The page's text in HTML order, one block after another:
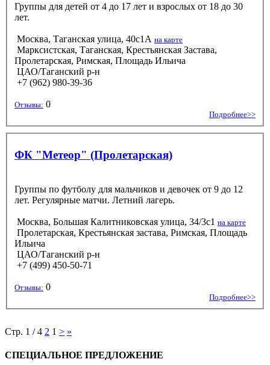
Группы для детей от 4 до 17 лет и взрослых от 18 до 30
лет.
Москва, Таганская улица, 40с1А на карте
Марксистская, Таганская, Крестьянская Застава,
Пролетарская, Римская, Площадь Ильича
ЦАО/Таганский р-н
+7 (962) 980-39-36
Отзывы: 0
Подробнее>>
ФК "Метеор" (Пролетарская)
Группы по футболу для мальчиков и девочек от 9 до 12
лет. Регулярные матчи. Летний лагерь.
Москва, Большая Калитниковская улица, 34/3с1 на карте
Пролетарская, Крестьянская застава, Римская, Площадь
Ильича
ЦАО/Таганский р-н
+7 (499) 450-50-71
Отзывы: 0
Подробнее>>
Стр. 1 / 4 2 1 > »
СПЕЦИАЛЬНОЕ ПРЕДЛОЖЕНИЕ